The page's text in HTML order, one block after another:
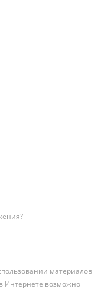
материалов
Интернете возможно